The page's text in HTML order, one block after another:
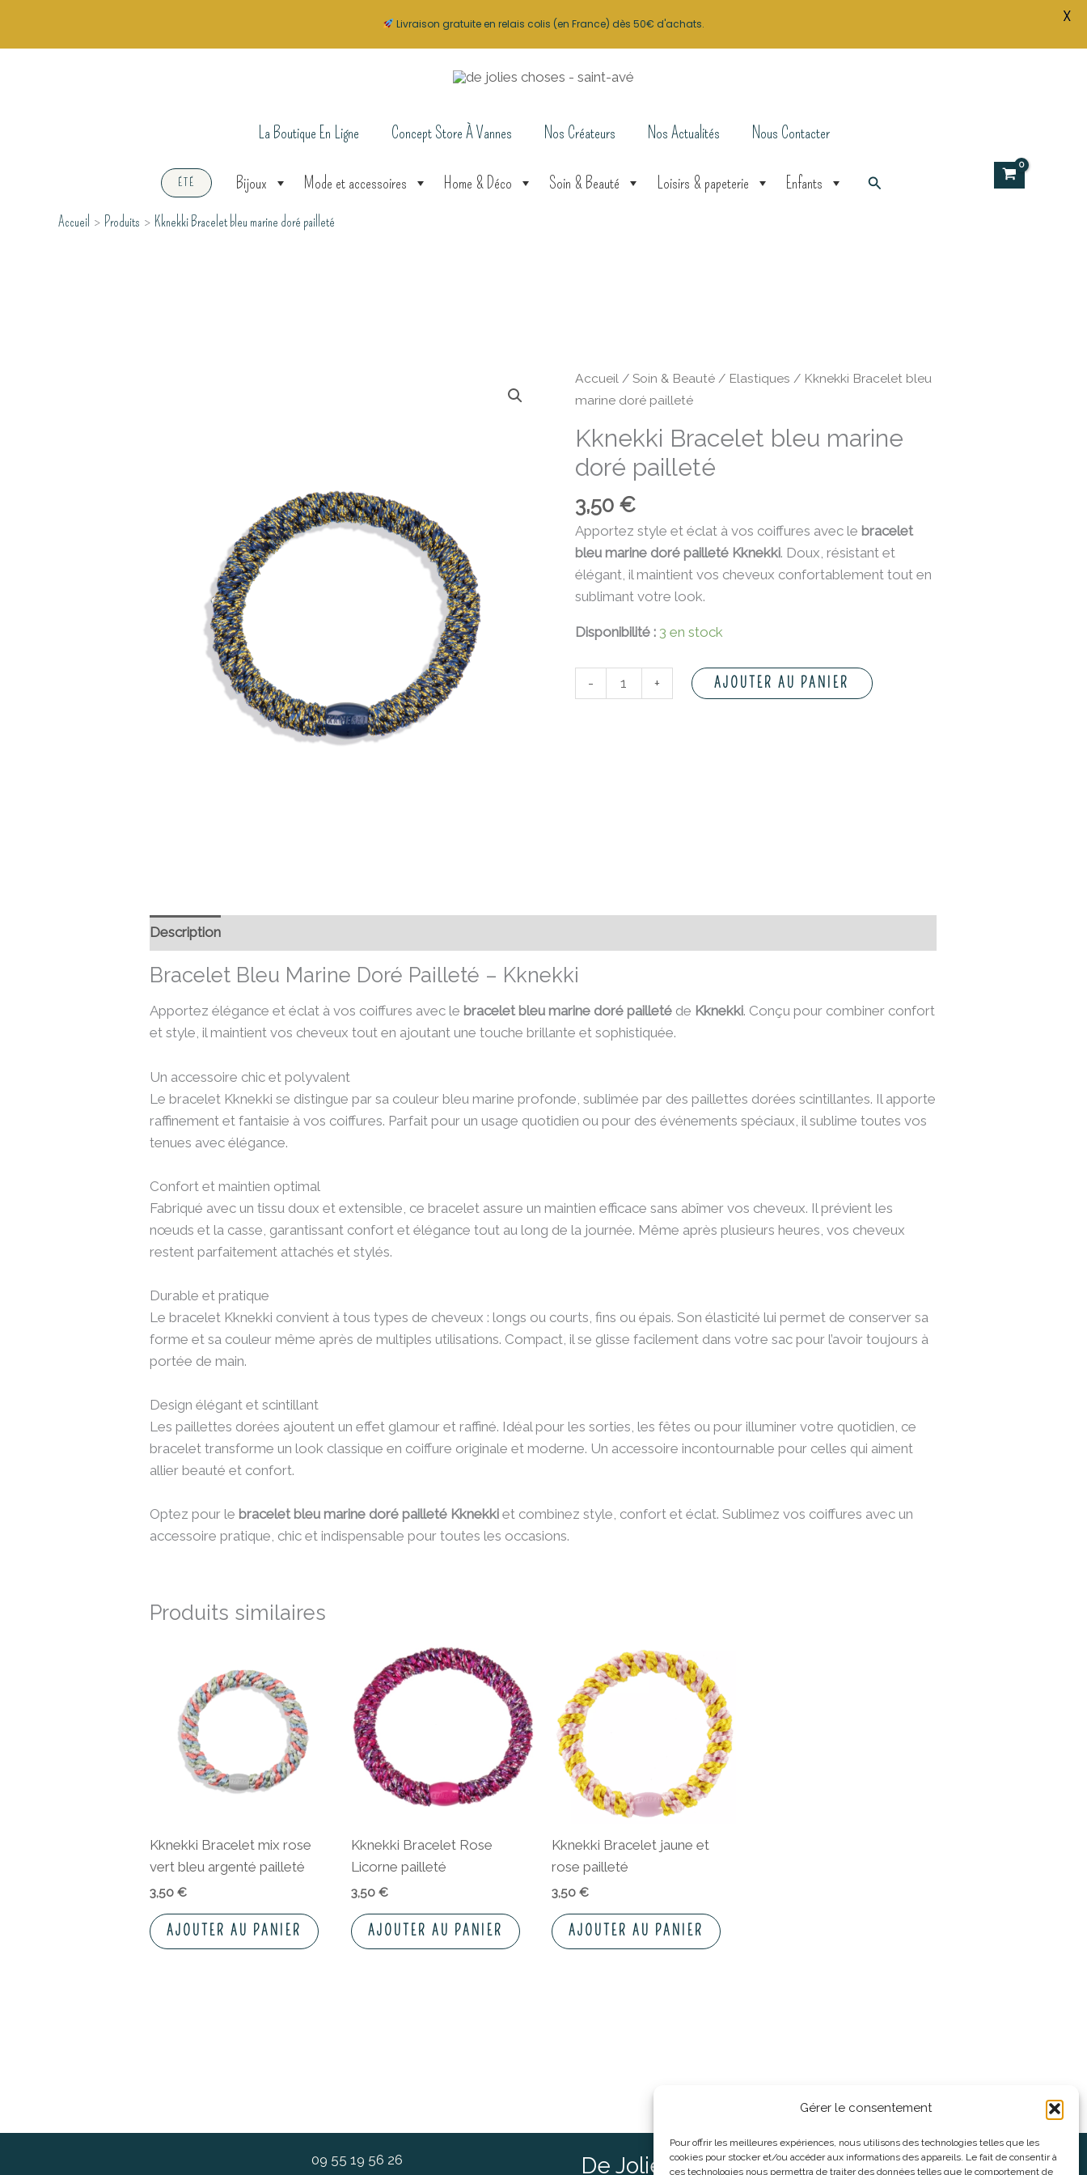
Gérer le consentement
Pour offrir les meilleures expériences, nous utilisons des technologies telles que les
cookies pour stocker et/ou accéder aux informations des appareils. Le fait de consentir à
ces technologies nous permettra de traiter des données telles que le comportement de
La Boutique En Ligne Concept Store À Vannes Nos Créateurs Nos Actualités Nous Contacter
ÉTÉ Bijoux Mode et accessoires Home & Déco Soin & Beauté Loisirs & papeterie Enfants Rechercher
Accueil Produits Kknekki Bracelet bleu marine doré pailleté
Accueil/ Soin & Beauté/ Elastiques / Kknekki Bracelet bleu
marine doré pailleté
Kknekki Bracelet bleu marine
doré pailleté
3,50 €
Apportez style et éclat à vos coiffures avec le bracelet
bleu marine doré pailleté Kknekki. Doux, résistant et
élégant, il maintient vos cheveux confortablement tout en
sublimant votre look.
Disponibilité : 3 en stock
-
quantité
de
Bracelet
bleu
doré
pailleté
+ AJOUTER AU PANIER
Description
Bracelet Bleu Marine Doré Pailleté – Kknekki
Apportez élégance et éclat à vos coiffures avec le bracelet bleu marine doré pailleté de Kknekki. Conçu pour combiner confort
et style, il maintient vos cheveux tout en ajoutant une touche brillante et sophistiquée.
Un accessoire chic et polyvalent
Le bracelet Kknekki se distingue par sa couleur bleu marine profonde, sublimée par des paillettes dorées scintillantes. Il apporte
raffinement et fantaisie à vos coiffures. Parfait pour un usage quotidien ou pour des événements spéciaux, il sublime toutes vos
tenues avec élégance.
Confort et maintien optimal
Fabriqué avec un tissu doux et extensible, ce bracelet assure un maintien efficace sans abîmer vos cheveux. Il prévient les
nœuds et la casse, garantissant confort et élégance tout au long de la journée. Même après plusieurs heures, vos cheveux
restent parfaitement attachés et stylés.
Durable et pratique
Le bracelet Kknekki convient à tous types de cheveux : longs ou courts, fins ou épais. Son élasticité lui permet de conserver sa
forme et sa couleur même après de multiples utilisations. Compact, il se glisse facilement dans votre sac pour l’avoir toujours à
portée de main.
Design élégant et scintillant
Les paillettes dorées ajoutent un effet glamour et raffiné. Idéal pour les sorties, les fêtes ou pour illuminer votre quotidien, ce
bracelet transforme un look classique en coiffure originale et moderne. Un accessoire incontournable pour celles qui aiment
allier beauté et confort.
Optez pour le bracelet bleu marine doré pailleté Kknekki et combinez style, confort et éclat. Sublimez vos coiffures avec un
accessoire pratique, chic et indispensable pour toutes les occasions.
Produits similaires
Kknekki Bracelet mix rose
vert bleu argenté pailleté
3,50€
AJOUTER AU PANIER
Kknekki Bracelet Rose
Licorne pailleté
3,50 €
AJOUTER AU PANIER
Kknekki Bracelet jaune et
rose pailleté
3,50 €
AJOUTER AU PANIER
09 55 19 56 26
De Jolies Choses Informations légales
Livraison gratuite en relais colis (en France) dès 50€ d'achats. X